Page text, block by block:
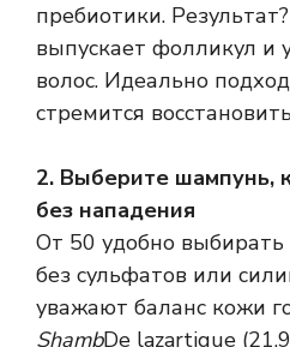
пребиотики.
выпускает фолликул и
волос. Идеально
стремится
2. Выберите шампунь,
без нападения
От 50 удобно
без сульфатов или
уважают баланс кожи
ShambDe lazartigue